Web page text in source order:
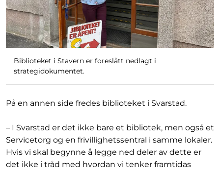
Biblioteket i Stavern er foreslått nedlagt i
strategidokumentet.
På en annen side fredes biblioteket i Svarstad.
– I Svarstad er det ikke bare et bibliotek, men også et
Servicetorg og en frivillighetssentral i samme lokaler.
Hvis vi skal begynne å legge ned deler av dette er
det ikke i tråd med hvordan vi tenker framtidas